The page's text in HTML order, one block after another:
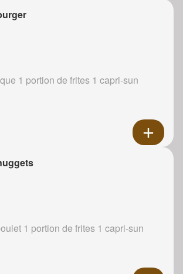
1 portion de frites 1 capri-sun
1 portion de frites 1 capri-sun